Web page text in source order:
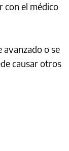
con el médico
avanzado o se
causar otros